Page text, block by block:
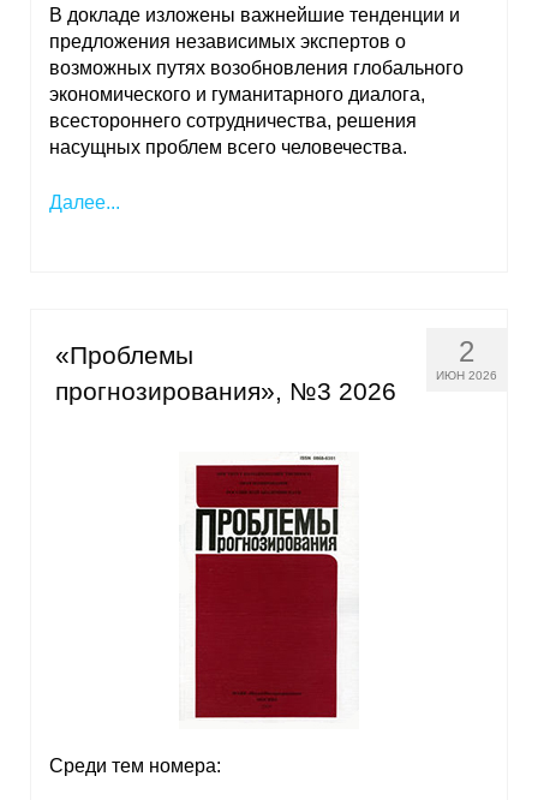
В докладе изложены важнейшие тенденции и
предложения независимых экспертов о
возможных путях возобновления глобального
экономического и гуманитарного диалога,
всестороннего сотрудничества, решения
насущных проблем всего человечества.
Далее...
2
ИЮН 2026
«Проблемы
прогнозирования», №3 2026
Среди тем номера: